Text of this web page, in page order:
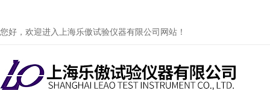
您好，欢迎进入上海乐傲试验仪器有限公司网站！